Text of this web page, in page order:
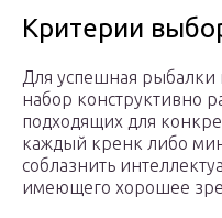
Критерии
Для успешная рыбалки
набор конструктивно
подходящих для
каждый кренк либо
соблазнить
имеющего хорошее